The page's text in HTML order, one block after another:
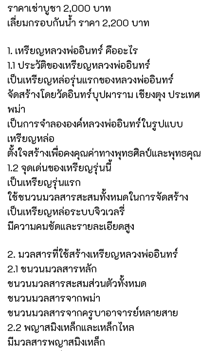
ราคาเช่าบูชา 2,000 บาท
เลี่ยมกรอบกันน้ำ ราคา 2,200 บาท
1. เหรียญหลวงพ่ออินทร์ คืออะไร
1.1 ประวัติของเหรียญหลวงพ่ออินทร์
เป็นเหรียญหล่อรุ่นแรกของหลวงพ่ออินทร์
จัดสร้างโดยวัดอินทร์บุปผาราม เชียงตุง ประเทศ
พม่า
เป็นการจำลององค์หลวงพ่ออินทร์ในรูปแบบ
เหรียญหล่อ
ตั้งใจสร้างเพื่อคงคุณค่าทางพุทธศิลป์และพุทธคุณ
1.2 จุดเด่นของเหรียญรุ่นนี้
เป็นเหรียญรุ่นแรก
ใช้ชนวนมวลสารสะสมทั้งหมดในการจัดสร้าง
เป็นเหรียญหล่อระบบจิวเวลรี่
มีความคมชัดและรายละเอียดสูง
2. มวลสารที่ใช้สร้างเหรียญหลวงพ่ออินทร์
2.1 ชนวนมวลสารหลัก
ชนวนมวลสารสะสมส่วนตัวทั้งหมด
ชนวนมวลสารจากพม่า
ชนวนมวลสารจากครูบาอาจารย์หลายสาย
2.2 พญาสมิงเหล็กและเหล็กไหล
มีมวลสารพญาสมิงเหล็ก